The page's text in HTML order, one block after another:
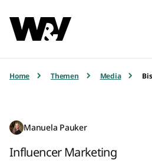
Home Themen Media
Manuela Pauker
Influencer Marketing